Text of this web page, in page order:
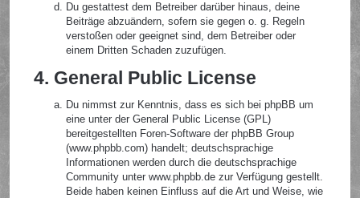
Du gestattest dem Betreiber darüber hinaus, deine
Beiträge abzuändern, sofern sie gegen o. g. Regeln
verstoßen oder geeignet sind, dem Betreiber oder
einem Dritten Schaden zuzufügen.
4. General Public License
Du nimmst zur Kenntnis, dass es sich bei phpBB um
eine unter der General Public License (GPL)
bereitgestellten Foren-Software der phpBB Group
(www.phpbb.com) handelt; deutschsprachige
Informationen werden durch die deutschsprachige
Community unter www.phpbb.de zur Verfügung gestellt.
Beide haben keinen Einfluss auf die Art und Weise, wie